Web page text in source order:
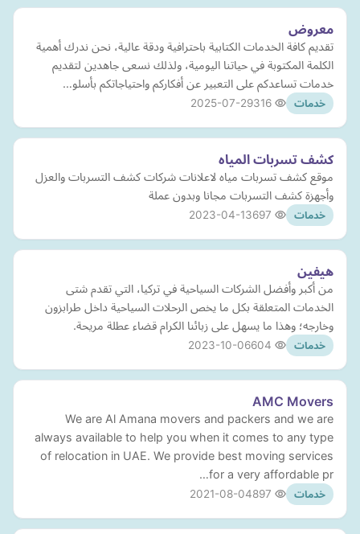
معروض
تقديم كافة الخدمات الكتابية باحترافية ودقة عالية، نحن ندرك أهمية
الكلمة المكتوبة في حياتنا اليومية، ولذلك نسعى جاهدين لتقديم
خدمات تساعدكم على التعبير عن أفكاركم واحتياجاتكم بأسلو…
خدمات 2025-07-29
كشف تسربات المياه
موقع كشف تسربات مياه لاعلانات شركات كشف التسربات والعزل
وأجهزة كشف التسربات مجانا وبدون عملة
خدمات 2023-04-13
هيفين
من أكبر وأفضل الشركات السياحية في تركيا، التي تقدم شتى
الخدمات المتعلقة بكل ما يخص الرحلات السياحية داخل طرابزون
وخارجه؛ وهذا ما يسهل على زبائنا الكرام قضاء عطلة مريحة.
خدمات 2023-10-06
AMC Movers
We are Al Amana movers and packers and we are
always available to help you when it comes to any type
of relocation in UAE. We provide best moving services
for a very affordable pr…
خدمات 2021-08-04